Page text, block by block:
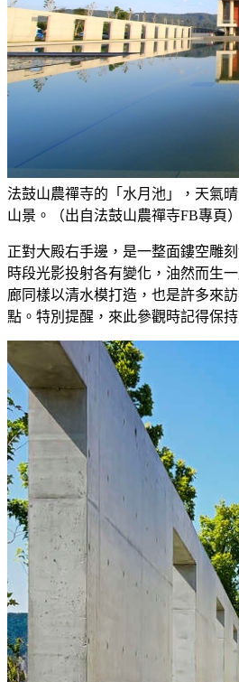
法鼓山農禪寺的「水月池」，天氣
山景。（出自法鼓山農禪寺FB專頁）
正對大殿右手邊，是一整面鏤空雕
時段光影投射各有變化，油然而生
廊同樣以清水模打造，也是許多來
點。特別提醒，來此參觀時記得保